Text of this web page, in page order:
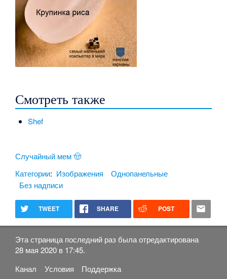
Смотреть также
Shef
Случайный мем 🤠
Категории: Изображения
Однопанельные
Без надписи
TWEET SHARE POST
Эта страница последний раз была отредактирована
28 мая 2020 в 17:45.
Канал
Условия Поддержка